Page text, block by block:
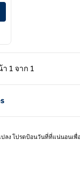
หน้า 1 จาก 1
, 1 จาก 1
า 1 จาก 1
ง โปรดป้อนวันที่ที่แน่นอนเ